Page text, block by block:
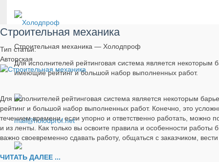
Строительная механика — Холодпроф
Для исполнителей рейтинговая система является
имеющие рейтинг и большой набор выполненных работ.
mail@holodprof.net
Строительная механика
Тип статьи:
Авторская
Для исполнителей рейтинговая система является некоторым
рейтинг и большой набор выполненных работ. Конечно, это
течением времени, если упорно и ответственно работать, можно
и из ленты. Как только вы освоите правила и особенности
важно своевременно сдавать работу, общаться с заказчиком,
ЧИТАТЬ ДАЛЕЕ ...